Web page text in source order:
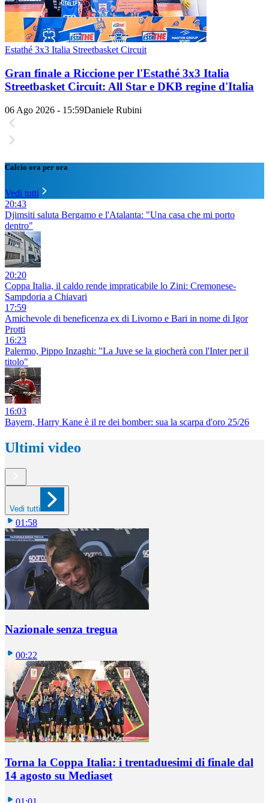
Estathé 3x3 Italia Streetbasket Circuit
Gran finale a Riccione per l'Estathé 3x3 Italia
Streetbasket Circuit: All Star e DKB regine d'Italia
06 Ago 2026 - 15:59Daniele Rubini
Calcio ora per ora
Vedi tutti
20:43
Djimsiti saluta Bergamo e l'Atalanta: "Una casa che mi porto
dentro"
20:20
Coppa Italia, il caldo rende impraticabile lo Zini: Cremonese-
Sampdoria a Chiavari
17:59
Amichevole di beneficenza ex di Livorno e Bari in nome di Igor
Protti
16:23
Palermo, Pippo Inzaghi: "La Juve se la giocherà con l'Inter per il
titolo"
16:03
Bayern, Harry Kane è il re dei bomber: sua la scarpa d'oro 25/26
Ultimi video
Vedi tutti
01:58
Nazionale senza tregua
00:22
Torna la Coppa Italia: i trentaduesimi di finale dal
14 agosto su Mediaset